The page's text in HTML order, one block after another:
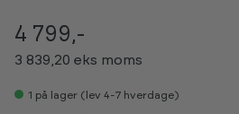
4 799,-
3 839,20 eks moms
1 på lager (lev 4-7 hverdage)